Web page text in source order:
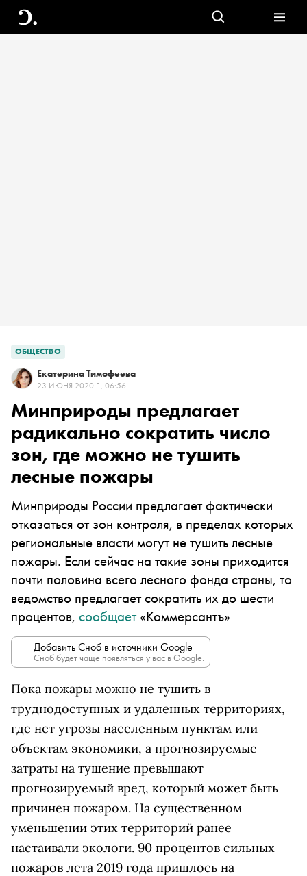
ОБЩЕСТВО
Екатерина Тимофеева
23 ИЮНЯ 2020 Г., 06:56
Минприроды предлагает
радикально сократить число
зон, где можно не тушить
лесные пожары
Минприроды России предлагает фактически
отказаться от зон контроля, в пределах которых
региональные власти могут не тушить лесные
пожары. Если сейчас на такие зоны приходится
почти половина всего лесного фонда страны, то
ведомство предлагает сократить их до шести
процентов, сообщает«Коммерсантъ»
Добавить Сноб в источники Google
Сноб будет чаще появляться у вас в Google.
Пока пожары можно не тушить в
труднодоступных и удаленных территориях,
где нет угрозы населенным пунктам или
объектам экономики, а прогнозируемые
затраты на тушение превышают
прогнозируемый вред, который может быть
причинен пожаром. На существенном
уменьшении этих территорий ранее
настаивали экологи. 90 процентов сильных
пожаров лета 2019 года пришлось на